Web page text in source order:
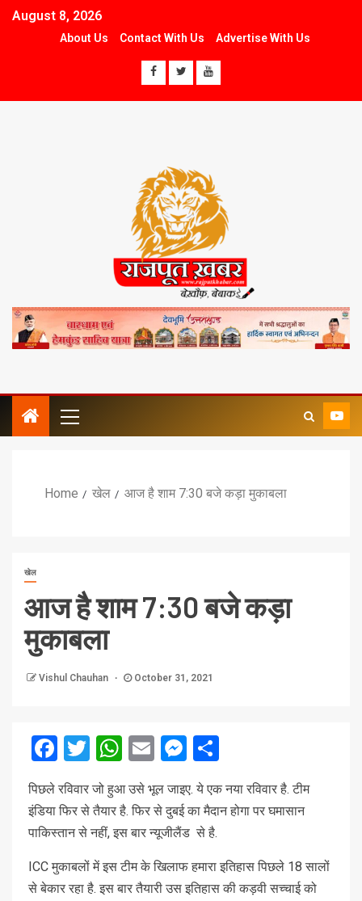
August 8, 2026
About Us Contact With Us Advertise With Us
Home खेल आज है शाम 7:30 बजे कड़ा मुकाबला
खेल
आज है शाम 7:30 बजे कड़ा
मुकाबला
Vishul Chauhan October 31, 2021
Facebook
Twitter
WhatsApp
EmailMessenger
पिछले रविवार जो हुआ उसे भूल जाइए. ये एक नया रविवार है. टीम
इंडिया फिर से तैयार है. फिर से दुबई का मैदान होगा पर घमासान
पाकिस्तान से नहीं, इस बार न्यूजीलैंड से है.
ICC मुकाबलों में इस टीम के खिलाफ हमारा इतिहास पिछले 18 सालों
से बेकार रहा है. इस बार तैयारी उस इतिहास की कड़वी सच्चाई को